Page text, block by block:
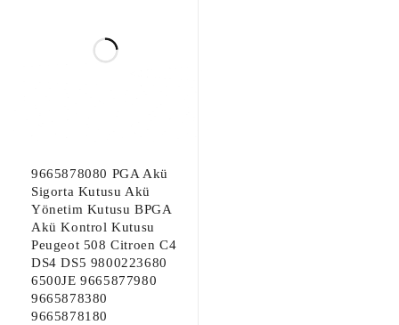
9665878080 PGA Akü
Sigorta Kutusu Akü
Yönetim Kutusu BPGA
Akü Kontrol Kutusu
Peugeot 508 Citroen C4
DS4 DS5 9800223680
6500JE 9665877980
9665878380
9665878180